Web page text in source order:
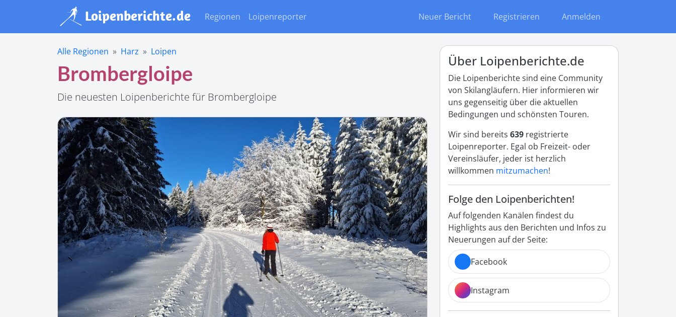
Regionen Loipenreporter Neuer Bericht Registrieren Anmelden
Alle Regionen Harz Loipen
Brombergloipe
Die neuesten Loipenberichte für Brombergloipe
Über Loipenberichte.de
Die Loipenberichte sind eine Community
von Skilangläufern. Hier informieren wir
uns gegenseitig über die aktuellen
Bedingungen und schönsten Touren.
Wir sind bereits 639 registrierte
Loipenreporter. Egal ob Freizeit- oder
Vereinsläufer, jeder ist herzlich
willkommen mitzumachen!
Folge den Loipenberichten!
Auf folgenden Kanälen findest du
Highlights aus den Berichten und Infos zu
Neuerungen auf der Seite:
Facebook
Instagram